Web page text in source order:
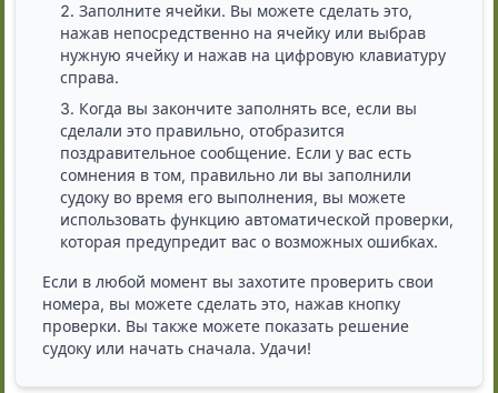
Заполните ячейки. Вы можете сделать это,
нажав непосредственно на ячейку или выбрав
нужную ячейку и нажав на цифровую клавиатуру
справа.
Когда вы закончите заполнять все, если вы
сделали это правильно, отобразится
поздравительное сообщение. Если у вас есть
сомнения в том, правильно ли вы заполнили
судоку во время его выполнения, вы можете
использовать функцию автоматической проверки,
которая предупредит вас о возможных ошибках.
Если в любой момент вы захотите проверить свои
номера, вы можете сделать это, нажав кнопку
проверки. Вы также можете показать решение
судоку или начать сначала. Удачи!